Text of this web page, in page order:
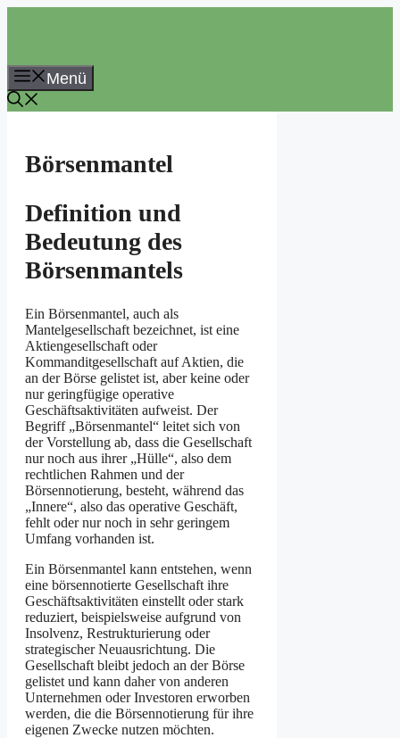
Menü
Börsenmantel
Definition und
Bedeutung des
Börsenmantels
Ein Börsenmantel, auch als
Mantelgesellschaft bezeichnet, ist eine
Aktiengesellschaft oder
Kommanditgesellschaft auf Aktien, die
an der Börse gelistet ist, aber keine oder
nur geringfügige operative
Geschäftsaktivitäten aufweist. Der
Begriff „Börsenmantel“ leitet sich von
der Vorstellung ab, dass die Gesellschaft
nur noch aus ihrer „Hülle“, also dem
rechtlichen Rahmen und der
Börsennotierung, besteht, während das
„Innere“, also das operative Geschäft,
fehlt oder nur noch in sehr geringem
Umfang vorhanden ist.
Ein Börsenmantel kann entstehen, wenn
eine börsennotierte Gesellschaft ihre
Geschäftsaktivitäten einstellt oder stark
reduziert, beispielsweise aufgrund von
Insolvenz, Restrukturierung oder
strategischer Neuausrichtung. Die
Gesellschaft bleibt jedoch an der Börse
gelistet und kann daher von anderen
Unternehmen oder Investoren erworben
werden, die die Börsennotierung für ihre
eigenen Zwecke nutzen möchten.